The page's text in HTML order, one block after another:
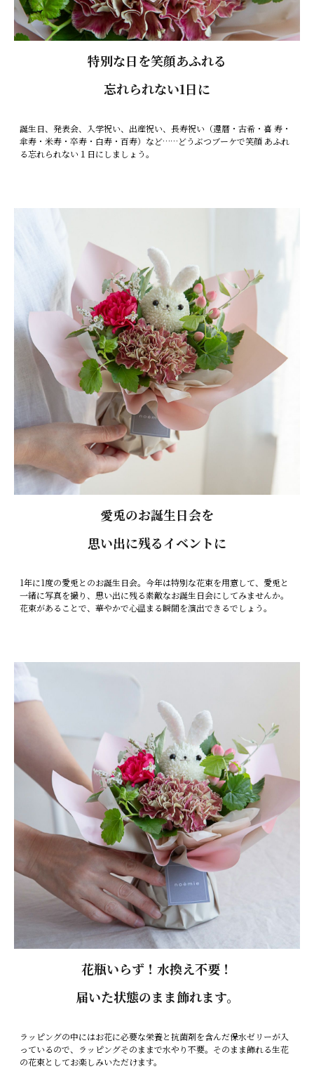
特別な日を笑顔あふれる
忘れられない1日に
誕生日、発表会、入学祝い、出産祝い、長寿祝い（還暦・古希・喜 寿・
傘寿・米寿・卒寿・白寿・百寿）など……どうぶつブーケで笑顔 あふれ
る忘れられない１日にしましょう。
愛兎のお誕生日会を
思い出に残るイベントに
1年に1度の愛兎とのお誕生日会。今年は特別な花束を用意して、愛兎と
一緒に写真を撮り、思い出に残る素敵なお誕生日会にしてみませんか。
花束があることで、華やかで心温まる瞬間を演出できるでしょう。
花瓶いらず！水換え不要！
届いた状態のまま飾れます。
ラッピングの中にはお花に必要な栄養と抗菌剤を含んだ保水ゼリーが入
っているので、ラッピングそのままで水やり不要。そのまま飾れる生花
の花束としてお楽しみいただけます。